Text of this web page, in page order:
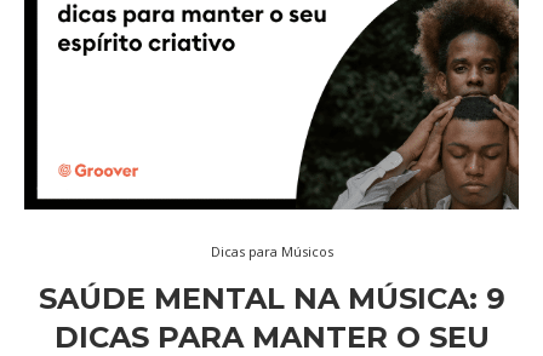
Dicas para Músicos
SAÚDE MENTAL NA MÚSICA: 9
DICAS PARA MANTER O SEU